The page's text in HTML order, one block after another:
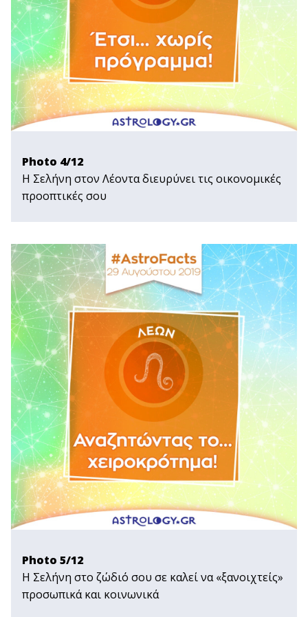
Photo 4/12
Η Σελήνη στον Λέοντα διευρύνει τις οικονομικές
προοπτικές σου
Photo 5/12
Η Σελήνη στο ζώδιό σου σε καλεί να «ξανοιχτείς»
προσωπικά και κοινωνικά